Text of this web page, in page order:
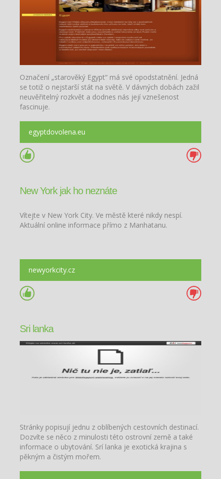
Označení „starověký Egypt“ má své opodstatnění. Jedná
se totiž o nejstarší stát na světě. V dávných dobách zažil
neuvěřitelný rozkvět a dodnes nás její vznešenost
fascinuje.
egyptdovolena.eu
New York jak ho neznáte
Vítejte v New York City. Ve městě které nikdy nespí.
Aktuální online informace přímo z Manhatanu.
newyorkcity.cz
Sri lanka
Stránky popisují jednu z oblíbených cestovních destinací.
Dozvíte se něco z minulosti této ostrovní země a také
informace o ubytování. Srí lanka je exotická krajina s
pěkným a čistým mořem.